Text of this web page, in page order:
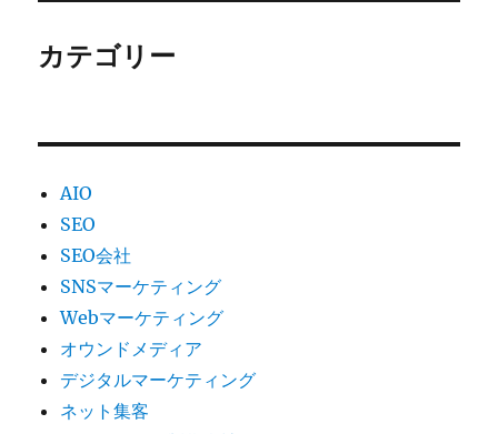
カテゴリー
AIO
SEO
SEO会社
SNSマーケティング
Webマーケティング
オウンドメディア
デジタルマーケティング
ネット集客